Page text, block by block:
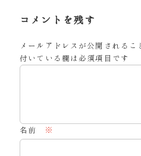
コメントを残す
メールアドレスが公開されるこ
付いている欄は必須項目です
名前 ※